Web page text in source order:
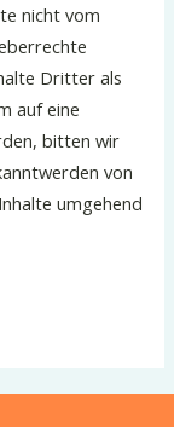
nicht vom
Dritter als
auf eine
bitten wir
von
umgehend